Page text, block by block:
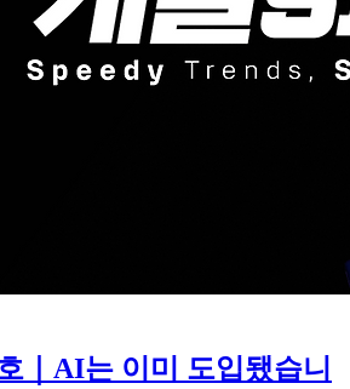
｜AI는 이미 도입됐습니